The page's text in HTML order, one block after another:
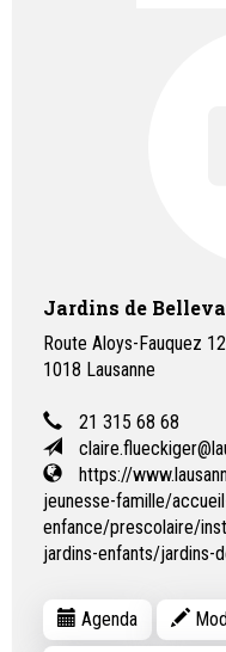
Jardins de
Route Aloys-Fauquez 12
1018 Lausanne
21 315 68 68
https://
jeunesse-famille/
enfance/prescolaire/
jardins-enfants/jardins-
Agenda